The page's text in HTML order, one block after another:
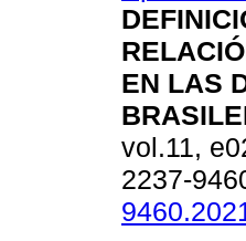
EN LAS
vol.11,
2237-